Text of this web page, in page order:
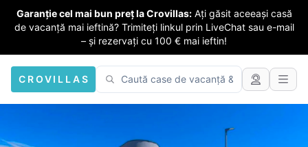
Garanție cel mai bun preț la Crovillas: Ați găsit aceeași casă
de vacanță mai ieftină? Trimiteți linkul prin LiveChat sau e-mail
– și rezervați cu 100 € mai ieftin!
CROVILLAS